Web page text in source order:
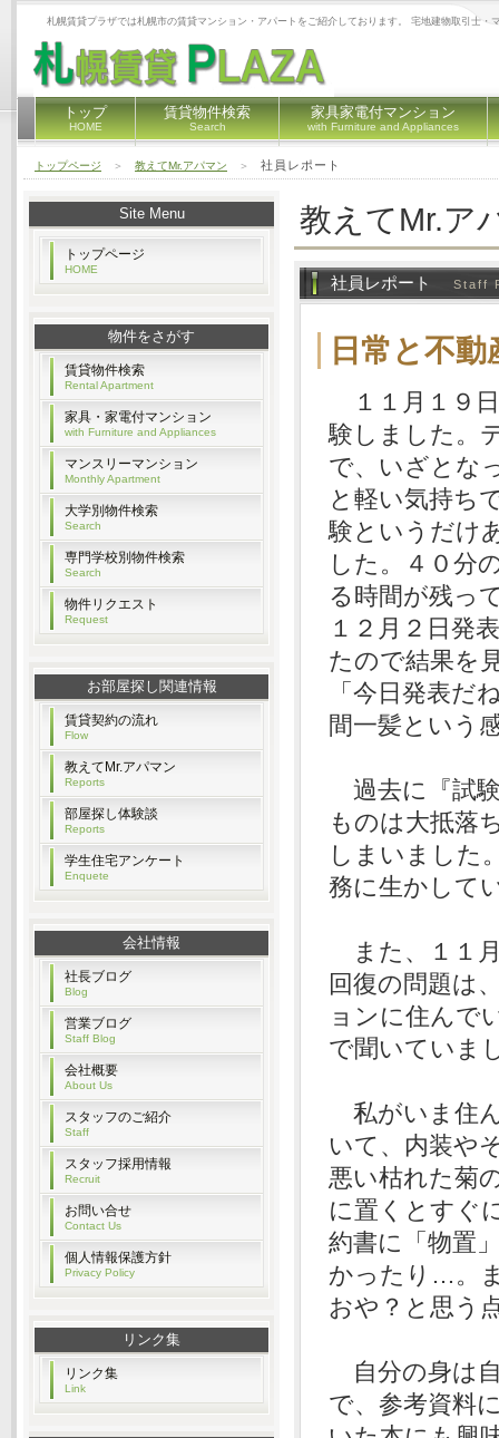
札幌賃貸プラザでは札幌市の賃貸マンション・アパートをご紹介しております。 宅地建物取引士
トップ
HOME
賃貸物件検索
Search
家具家電付マンション
with Furniture and Appliances
トップページ ＞ 教えてMr.アパマン ＞ 社員レポート
教えてMr.ア
社員レポート Staff
日常と不動
１１月１９
験しました。
で、いざとな
と軽い気持ち
験というだけ
した。４０分
る時間が残っ
１２月２日発
たので結果を
「今日発表だ
間一髪という
過去に『試
ものは大抵落
しまいました
務に生かして
また、１１
回復の問題は
ョンに住んで
で聞いていま
私がいま住
いて、内装や
悪い枯れた菊
に置くとすぐ
約書に「物置
かったり…。
おや？と思う
自分の身は
で、参考資料
Site Menu
トップページ
HOME
物件をさがす
賃貸物件検索
Rental Apartment
家具・家電付マンション
with Furniture and Appliances
マンスリーマンション
Monthly Apartment
大学別物件検索
Search
専門学校別物件検索
Search
物件リクエスト
Request
お部屋探し関連情報
賃貸契約の流れ
Flow
教えてMr.アパマン
Reports
部屋探し体験談
Reports
学生住宅アンケート
Enquete
会社情報
社長ブログ
Blog
営業ブログ
Staff Blog
会社概要
About Us
スタッフのご紹介
Staff
スタッフ採用情報
Recruit
お問い合せ
Contact Us
個人情報保護方針
Privacy Policy
リンク集
リンク集
Link